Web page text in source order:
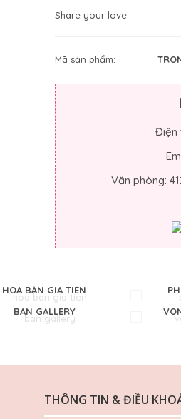
Share your love:
Mã sản phẩm:
Điện
Văn phòng:
HOA BÀN GIA TIÊN
BÀN GALLERY
THÔNG TIN & ĐIỀU